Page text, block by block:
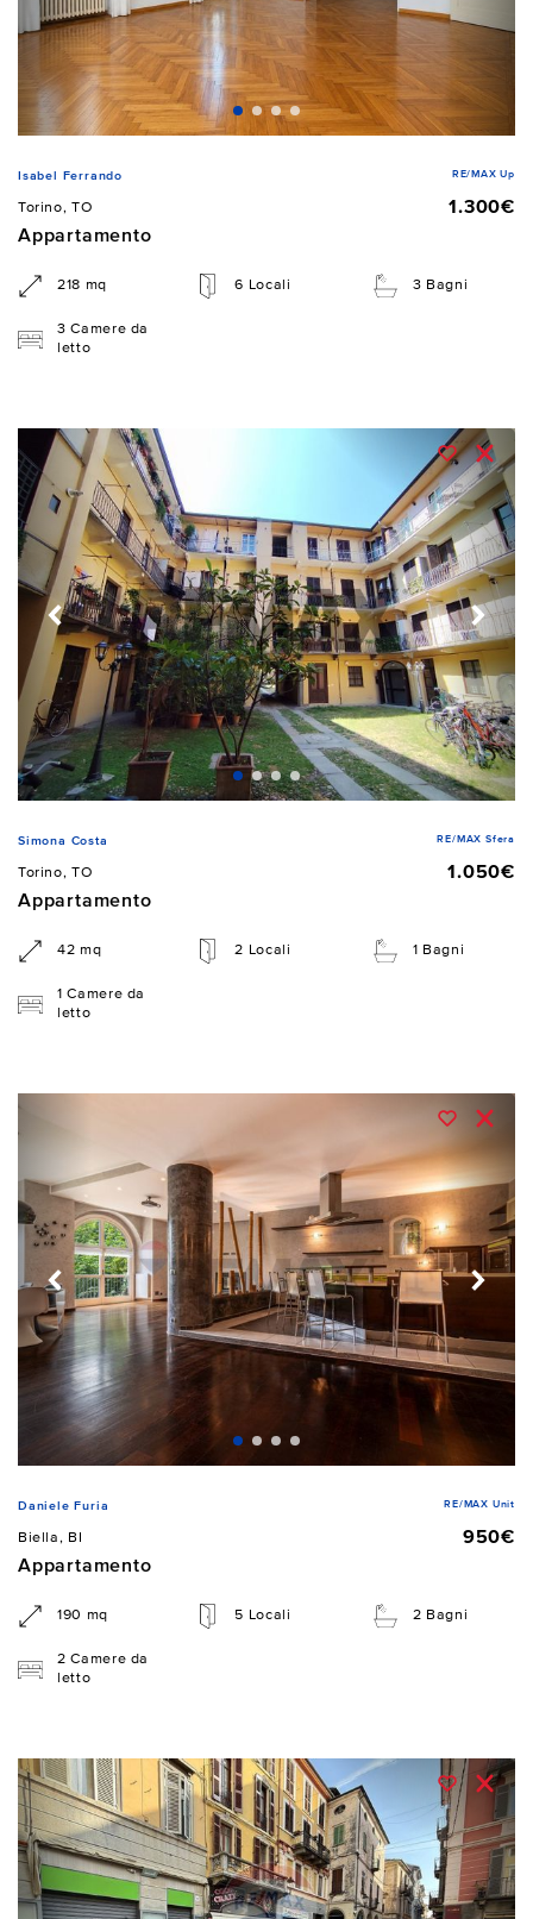
Isabel Ferrando RE/MAX Up
Torino, TO
1.300€
Appartamento
218 mq 6 Locali 3 Bagni
3 Camere da
letto
Simona Costa RE/MAX Sfera
Torino, TO
1.050€
Appartamento
42 mq 2 Locali 1 Bagni
1 Camere da
letto
Daniele Furia RE/MAX Unit
Biella, BI
950€
Appartamento
190 mq 5 Locali 2 Bagni
2 Camere da
letto